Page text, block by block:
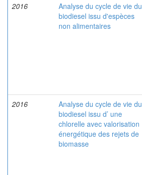
2016
Analyse du cycle de vie du
biodiesel issu d'espèces
non alimentaires
2016
Analyse du cycle de vie du
biodiesel issu d’ une
chlorelle avec valorisation
énergétique des rejets de
biomasse